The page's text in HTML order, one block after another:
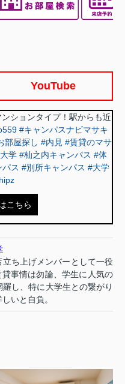
YouTube
ンションタイプ！駅からも近
#キャンパスナビマサキ
部屋探し #内見 #賃貸のマサ
学 #杣之内キャンパス #体
ス #別所キャンパス #大学
こちら
ち上げメンバーとして一役
事情は勿論、学生に人気の
し、特に大学生との繋がり
いと自負。